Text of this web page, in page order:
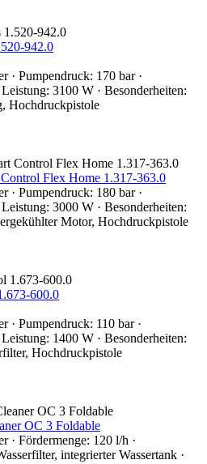
942.0
· Pumpendruck: 170 bar ·
3100 W · Besonderheiten:
Hochdruckpistole
Flex Home 1.317-363.0
· Pumpendruck: 180 bar ·
3000 W · Besonderheiten:
Motor, Hochdruckpistole
600.0
· Pumpendruck: 110 bar ·
1400 W · Besonderheiten:
Hochdruckpistole
OC 3 Foldable
· Fördermenge: 120 l/h ·
integrierter Wassertank ·